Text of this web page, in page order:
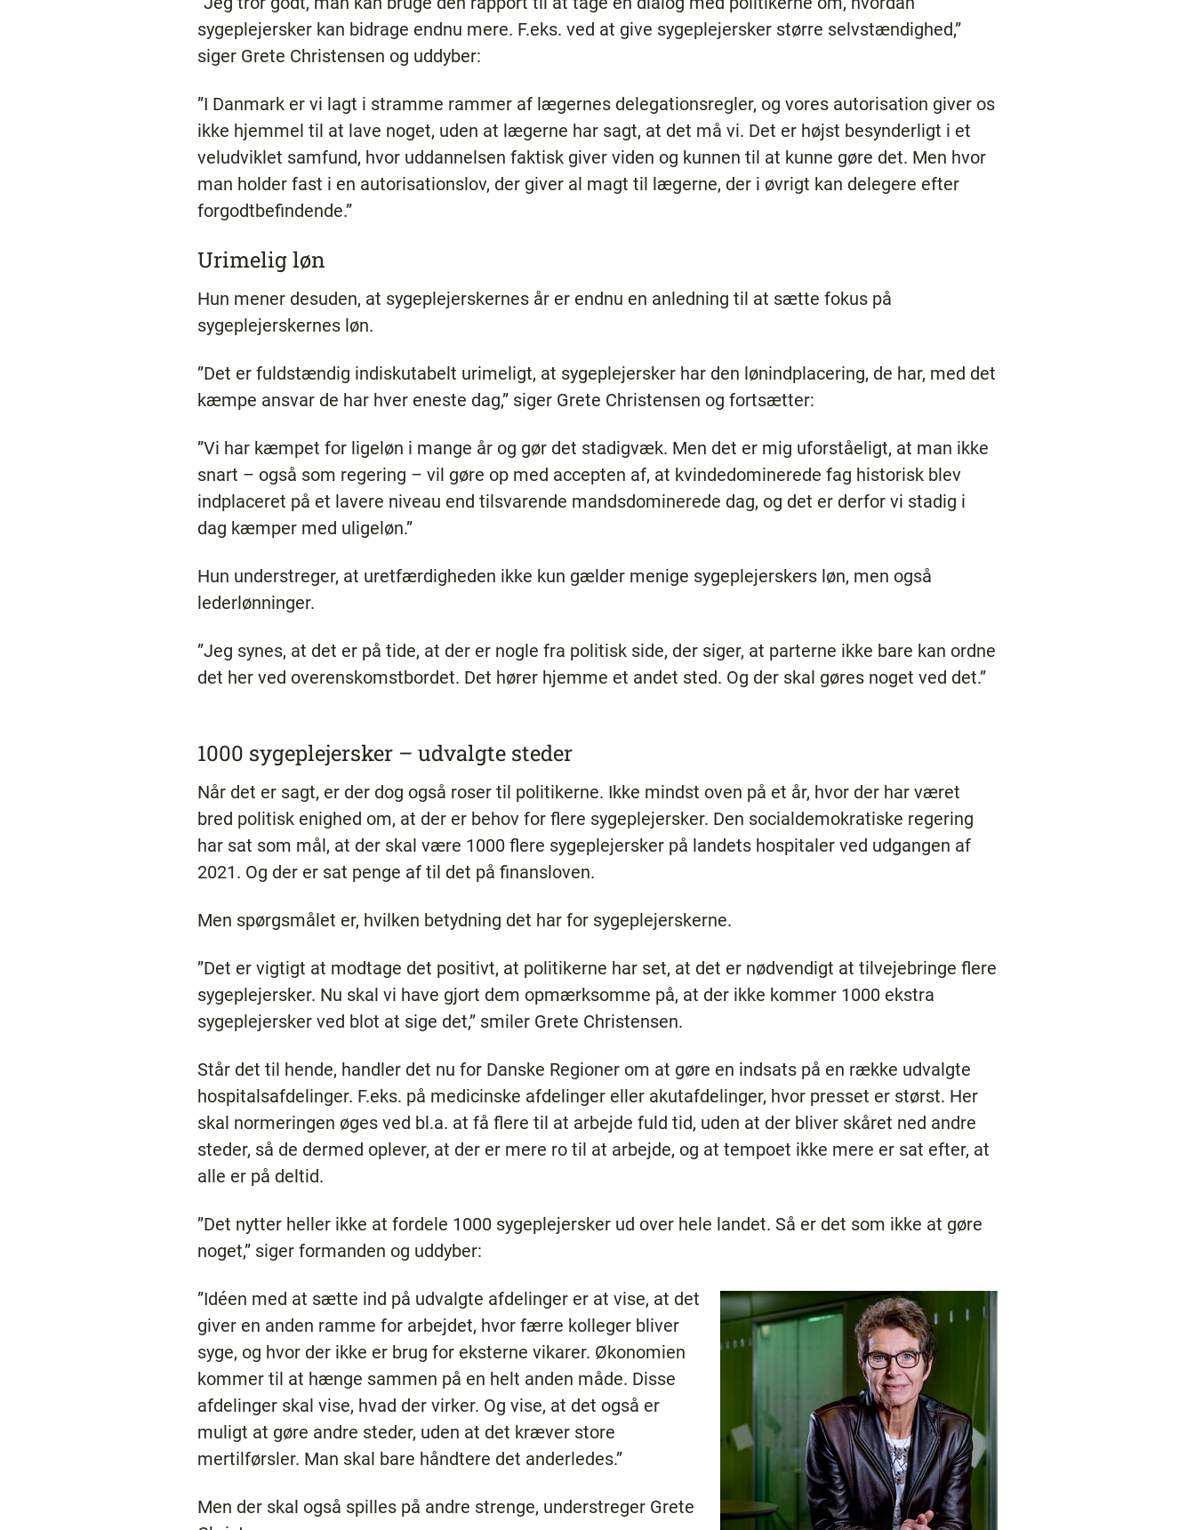
sygeplejersker kan bidrage endnu mere. F.eks. ved at give sygeplejersker større selvstændighed,”
siger Grete Christensen og uddyber:
”I Danmark er vi lagt i stramme rammer af lægernes delegationsregler, og vores autorisation giver os
ikke hjemmel til at lave noget, uden at lægerne har sagt, at det må vi. Det er højst besynderligt i et
veludviklet samfund, hvor uddannelsen faktisk giver viden og kunnen til at kunne gøre det. Men hvor
man holder fast i en autorisationslov, der giver al magt til lægerne, der i øvrigt kan delegere efter
forgodtbefindende.”
Urimelig løn
Hun mener desuden, at sygeplejerskernes år er endnu en anledning til at sætte fokus på
sygeplejerskernes løn.
”Det er fuldstændig indiskutabelt urimeligt, at sygeplejersker har den lønindplacering, de har, med det
kæmpe ansvar de har hver eneste dag,” siger Grete Christensen og fortsætter:
”Vi har kæmpet for ligeløn i mange år og gør det stadigvæk. Men det er mig uforståeligt, at man ikke
snart – også som regering – vil gøre op med accepten af, at kvindedominerede fag historisk blev
indplaceret på et lavere niveau end tilsvarende mandsdominerede dag, og det er derfor vi stadig i
dag kæmper med uligeløn.”
Hun understreger, at uretfærdigheden ikke kun gælder menige sygeplejerskers løn, men også
lederlønninger.
”Jeg synes, at det er på tide, at der er nogle fra politisk side, der siger, at parterne ikke bare kan ordne
det her ved overenskomstbordet. Det hører hjemme et andet sted. Og der skal gøres noget ved det.”
1000 sygeplejersker – udvalgte steder
Når det er sagt, er der dog også roser til politikerne. Ikke mindst oven på et år, hvor der har været
bred politisk enighed om, at der er behov for flere sygeplejersker. Den socialdemokratiske regering
har sat som mål, at der skal være 1000 flere sygeplejersker på landets hospitaler ved udgangen af
2021. Og der er sat penge af til det på finansloven.
Men spørgsmålet er, hvilken betydning det har for sygeplejerskerne.
”Det er vigtigt at modtage det positivt, at politikerne har set, at det er nødvendigt at tilvejebringe flere
sygeplejersker. Nu skal vi have gjort dem opmærksomme på, at der ikke kommer 1000 ekstra
sygeplejersker ved blot at sige det,” smiler Grete Christensen.
Står det til hende, handler det nu for Danske Regioner om at gøre en indsats på en række udvalgte
hospitalsafdelinger. F.eks. på medicinske afdelinger eller akutafdelinger, hvor presset er størst. Her
skal normeringen øges ved bl.a. at få flere til at arbejde fuld tid, uden at der bliver skåret ned andre
steder, så de dermed oplever, at der er mere ro til at arbejde, og at tempoet ikke mere er sat efter, at
alle er på deltid.
”Det nytter heller ikke at fordele 1000 sygeplejersker ud over hele landet. Så er det som ikke at gøre
noget,” siger formanden og uddyber:
”Idéen med at sætte ind på udvalgte afdelinger er at vise, at det
giver en anden ramme for arbejdet, hvor færre kolleger bliver
syge, og hvor der ikke er brug for eksterne vikarer. Økonomien
kommer til at hænge sammen på en helt anden måde. Disse
afdelinger skal vise, hvad der virker. Og vise, at det også er
muligt at gøre andre steder, uden at det kræver store
mertilførsler. Man skal bare håndtere det anderledes.”
Men der skal også spilles på andre strenge, understreger Grete